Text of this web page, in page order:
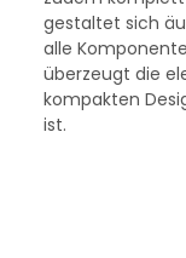
gestaltet sich
alle
überzeugt die
kompakten
ist.